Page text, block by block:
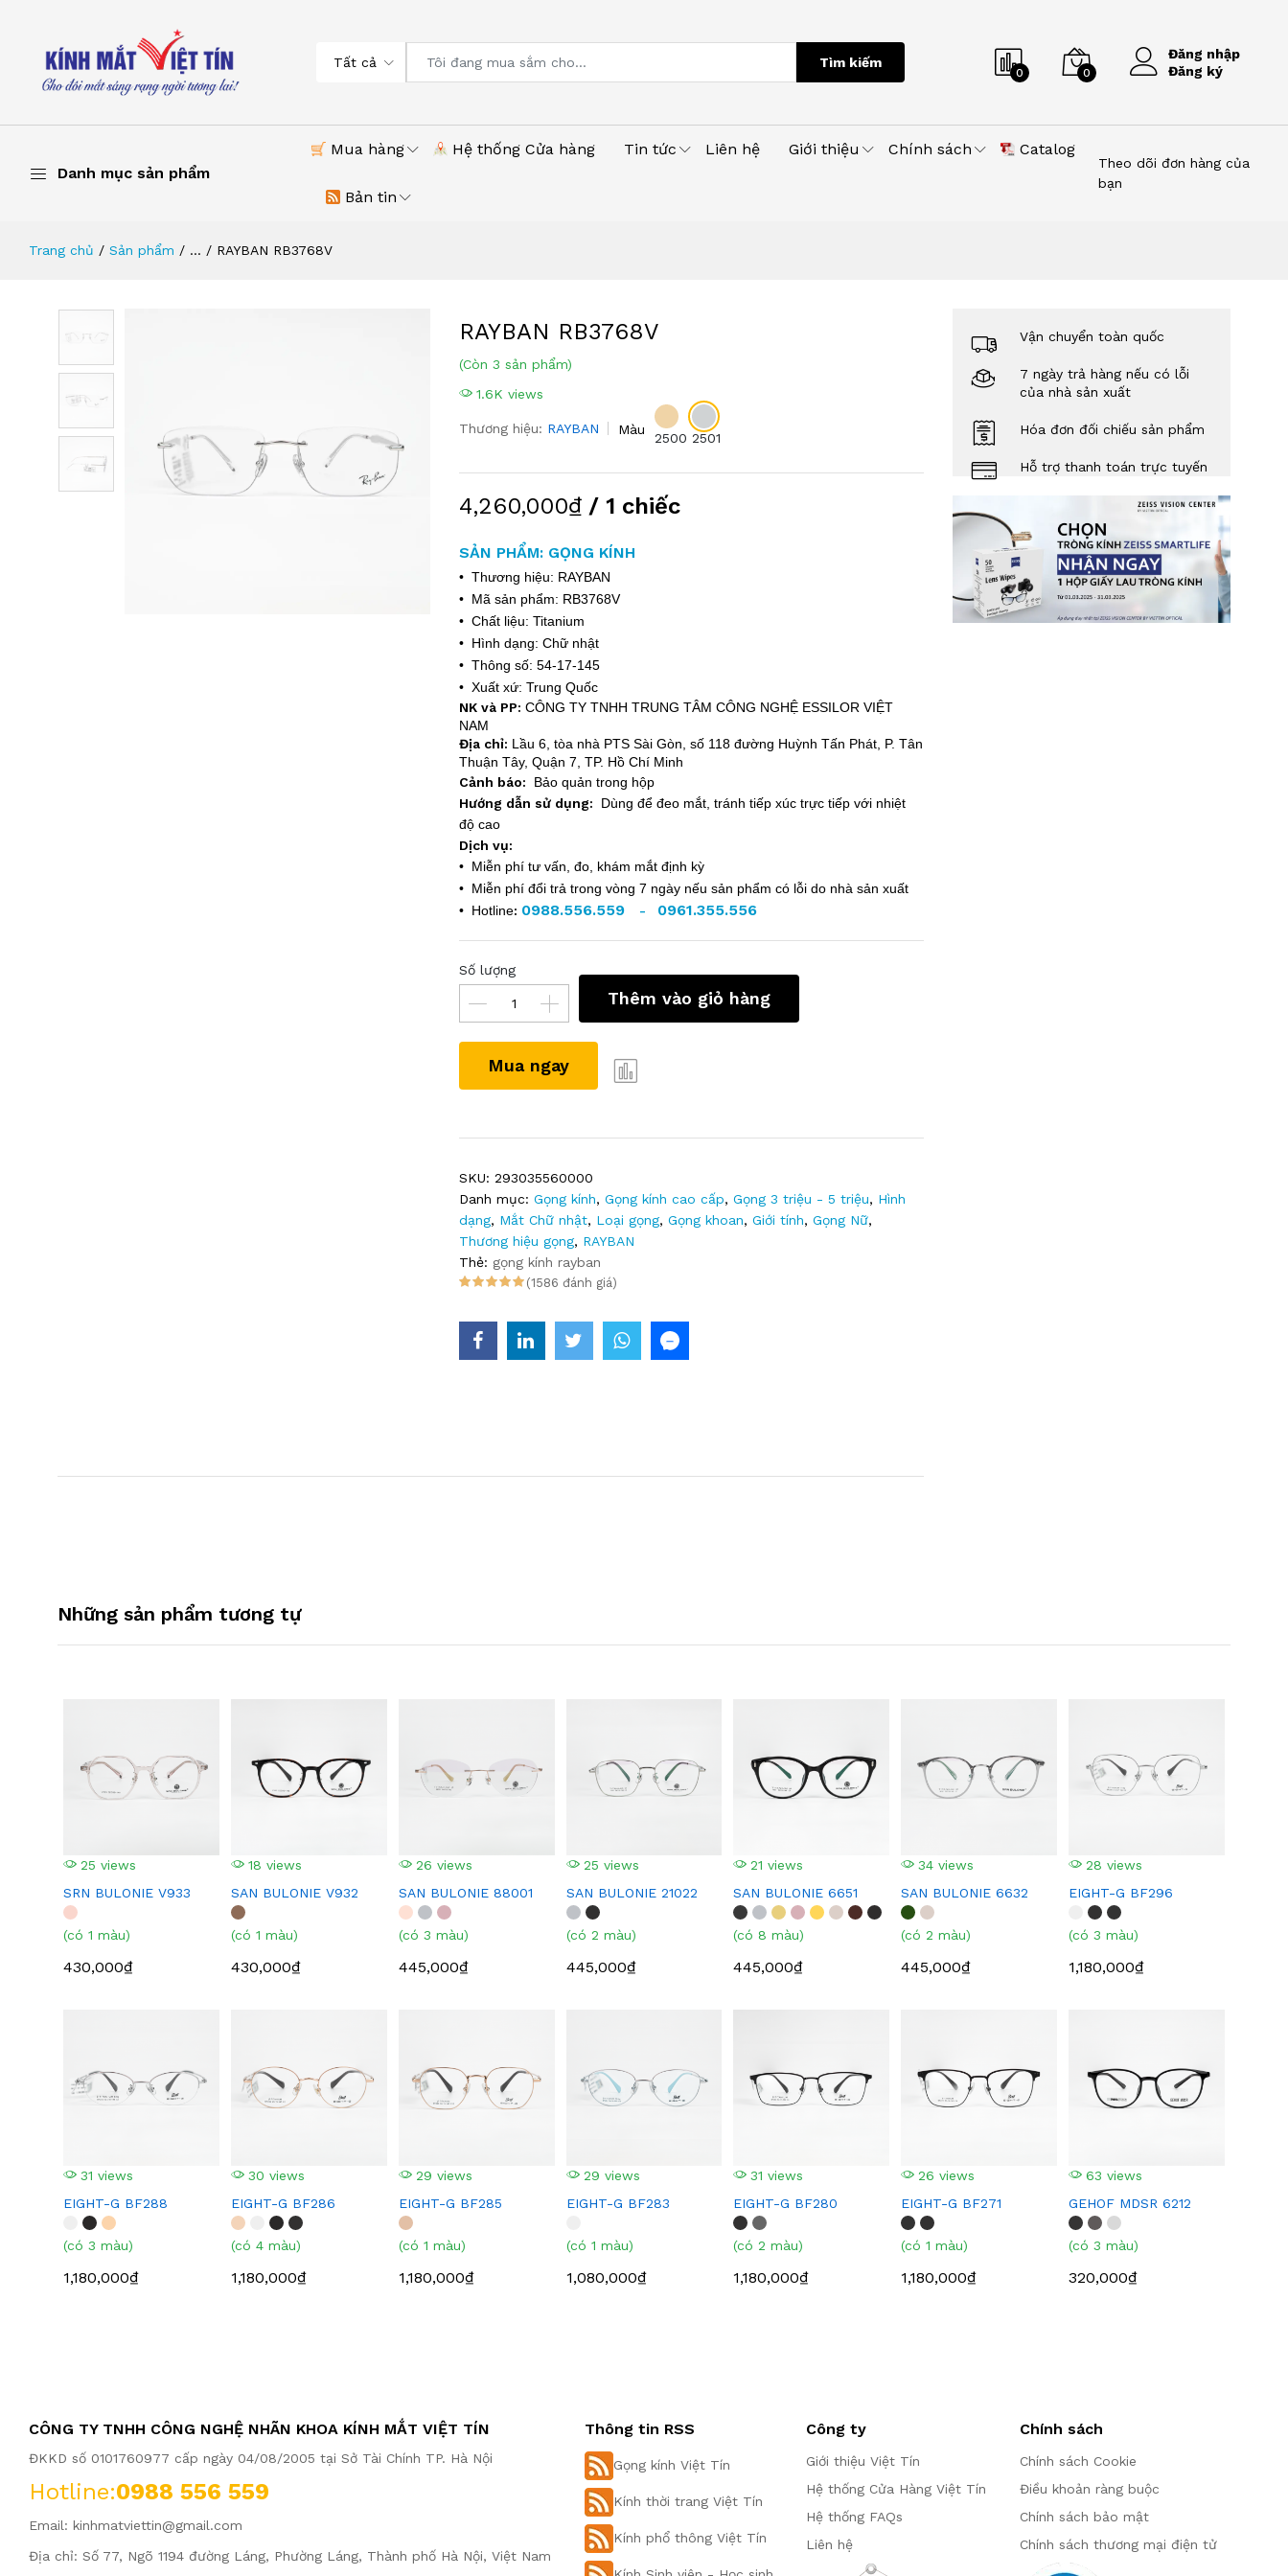
Tất cả Tìm kiếm
0 0
Đăng nhập
Đăng ký
Danh mục sản phẩm
Mua hàng Hệ thống Cửa hàng Tin tức Liên hệ Giới thiệu Chính sách Catalog
Bản tin
Theo dõi đơn hàng của
bạn
Trang chủ Sản phẩm ... RAYBAN RB3768V
RAYBAN RB3768V
(Còn 3 sản phẩm)
1.6K views
Thương hiệu: RAYBAN Màu
2500 2501
4,260,000₫/ 1 chiếc
SẢN PHẨM: GỌNG KÍNH
• Thương hiệu: RAYBAN
• Mã sản phẩm: RB3768V
• Chất liệu: Titanium
• Hình dạng: Chữ nhật
• Thông số: 54-17-145
• Xuất xứ: Trung Quốc
NK và PP: CÔNG TY TNHH TRUNG TÂM CÔNG NGHỆ ESSILOR VIỆT
NAM
Địa chỉ: Lầu 6, tòa nhà PTS Sài Gòn, số 118 đường Huỳnh Tấn Phát, P. Tân
Thuận Tây, Quận 7, TP. Hồ Chí Minh
Cảnh báo: Bảo quản trong hộp
Hướng dẫn sử dụng: Dùng để đeo mắt, tránh tiếp xúc trực tiếp với nhiệt
độ cao
Dịch vụ:
• Miễn phí tư vấn, đo, khám mắt định kỳ
• Miễn phí đổi trả trong vòng 7 ngày nếu sản phẩm có lỗi do nhà sản xuất
• Hotline: 0988.556.559 - 0961.355.556
Số lượng
Thêm vào giỏ hàng
Mua ngay
SKU: 293035560000
Danh mục: Gọng kính, Gọng kính cao cấp, Gọng 3 triệu - 5 triệu, Hình
dạng, Mắt Chữ nhật, Loại gọng, Gọng khoan, Giới tính, Gọng Nữ,
Thương hiệu gọng, RAYBAN
Thẻ: gọng kính rayban
(1586 đánh giá)
Vận chuyển toàn quốc
7 ngày trả hàng nếu có lỗi
của nhà sản xuất
Hóa đơn đối chiếu sản phẩm
Hỗ trợ thanh toán trực tuyến
Những sản phẩm tương tự
25 views
SRN BULONIE V933
(có 1 màu)
430,000₫
18 views
SAN BULONIE V932
(có 1 màu)
430,000₫
26 views
SAN BULONIE 88001
(có 3 màu)
445,000₫
25 views
SAN BULONIE 21022
(có 2 màu)
445,000₫
21 views
SAN BULONIE 6651
(có 8 màu)
445,000₫
34 views
SAN BULONIE 6632
(có 2 màu)
445,000₫
28 views
EIGHT-G BF296
(có 3 màu)
1,180,000₫
31 views
EIGHT-G BF288
(có 3 màu)
1,180,000₫
30 views
EIGHT-G BF286
(có 4 màu)
1,180,000₫
29 views
EIGHT-G BF285
(có 1 màu)
1,180,000₫
29 views
EIGHT-G BF283
(có 1 màu)
1,080,000₫
31 views
EIGHT-G BF280
(có 2 màu)
1,180,000₫
26 views
EIGHT-G BF271
(có 1 màu)
1,180,000₫
63 views
GEHOF MDSR 6212
(có 3 màu)
320,000₫
CÔNG TY TNHH CÔNG NGHỆ NHÃN KHOA KÍNH MẮT VIỆT TÍN
ĐKKD số 0101760977 cấp ngày 04/08/2005 tại Sở Tài Chính TP. Hà Nội
Hotline:0988 556 559
Email: kinhmatviettin@gmail.com
Địa chỉ: Số 77, Ngõ 1194 đường Láng, Phường Láng, Thành phố Hà Nội, Việt Nam
Thông tin RSS
Gọng kính Việt Tín
Kính thời trang Việt Tín
Kính phổ thông Việt Tín
Công ty
Giới thiệu Việt Tín
Hệ thống Cửa Hàng Việt Tín
Hệ thống FAQs
Liên hệ
Chính sách
Chính sách Cookie
Điều khoản ràng buộc
Chính sách bảo mật
Chính sách thương mại điện tử